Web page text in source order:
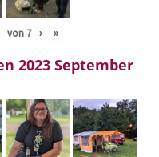
von 7 › »
2023 September